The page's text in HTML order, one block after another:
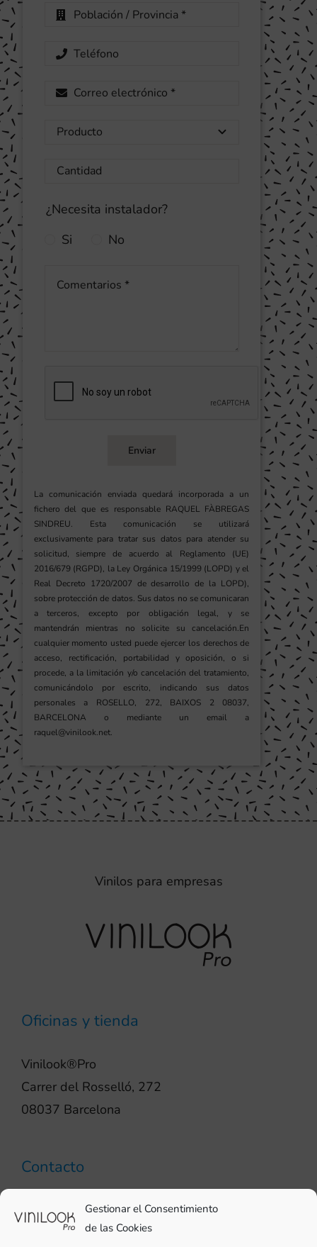
Gestionar el Consentimiento
de las Cookies
¿Necesita instalador?
Si
No
Enviar
La comunicación enviada quedará incorporada a un
fichero del que es responsable RAQUEL FÀBREGAS
SINDREU. Esta comunicación se utilizará
exclusivamente para tratar sus datos para atender su
solicitud, siempre de acuerdo al Reglamento (UE)
2016/679 (RGPD), la Ley Orgánica 15/1999 (LOPD) y el
Real Decreto 1720/2007 de desarrollo de la LOPD),
sobre protección de datos. Sus datos no se comunicaran
a terceros, excepto por obligación legal, y se
mantendrán mientras no solicite su cancelación.En
cualquier momento usted puede ejercer los derechos de
acceso, rectificación, portabilidad y oposición, o si
procede, a la limitación y/o cancelación del tratamiento,
comunicándolo por escrito, indicando sus datos
personales a ROSELLO, 272, BAIXOS 2 08037,
BARCELONA o mediante un email a
raquel@vinilook.net.
Vinilos para empresas
Oficinas y tienda
Vinilook®Pro
Carrer del Rosselló, 272
08037 Barcelona
Contacto
pro@vinilook.es